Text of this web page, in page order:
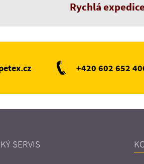
Rychlá expedice
+420 602 652
SERVIS